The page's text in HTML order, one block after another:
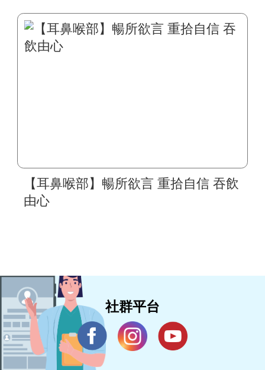
【耳鼻喉部】暢所欲言 重拾自信 吞飲
由心
社群平台